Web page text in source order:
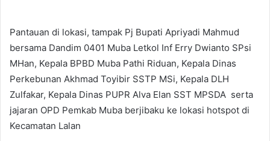
Pantauan di lokasi, tampak Pj Bupati Apriyadi Mahmud
bersama Dandim 0401 Muba Letkol Inf Erry Dwianto SPsi
MHan, Kepala BPBD Muba Pathi Riduan, Kepala Dinas
Perkebunan Akhmad Toyibir SSTP MSi, Kepala DLH
Zulfakar, Kepala Dinas PUPR Alva Elan SST MPSDA serta
jajaran OPD Pemkab Muba berjibaku ke lokasi hotspot di
Kecamatan Lalan